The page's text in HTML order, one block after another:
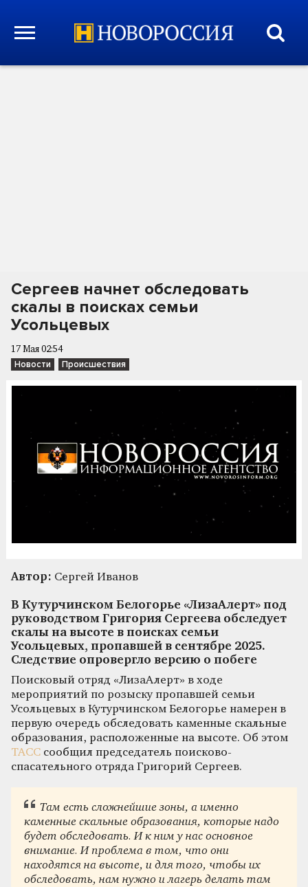
Сергеев начнет обследовать
скалы в поисках семьи
Усольцевых
17 Мая 02:54
Новости Происшествия
Автор: Сергей Иванов
В Кутурчинском Белогорье «ЛизаАлерт» под
руководством Григория Сергеева обследует
скалы на высоте в поисках семьи
Усольцевых, пропавшей в сентябре 2025.
Следствие опровергло версию о побеге
Поисковый отряд «ЛизаАлерт» в ходе
мероприятий по розыску пропавшей семьи
Усольцевых в Кутурчинском Белогорье намерен в
первую очередь обследовать каменные скальные
образования, расположенные на высоте. Об этом
ТАСС сообщил председатель поисково-
спасательного отряда Григорий Сергеев.
Там есть сложнейшие зоны, а именно
каменные скальные образования, которые надо
будет обследовать. И к ним у нас основное
внимание. И проблема в том, что они
находятся на высоте, и для того, чтобы их
обследовать, нам нужно и лагерь делать там